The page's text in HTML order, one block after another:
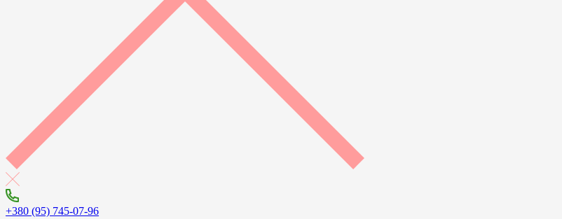
+380 (95) 745-07-96